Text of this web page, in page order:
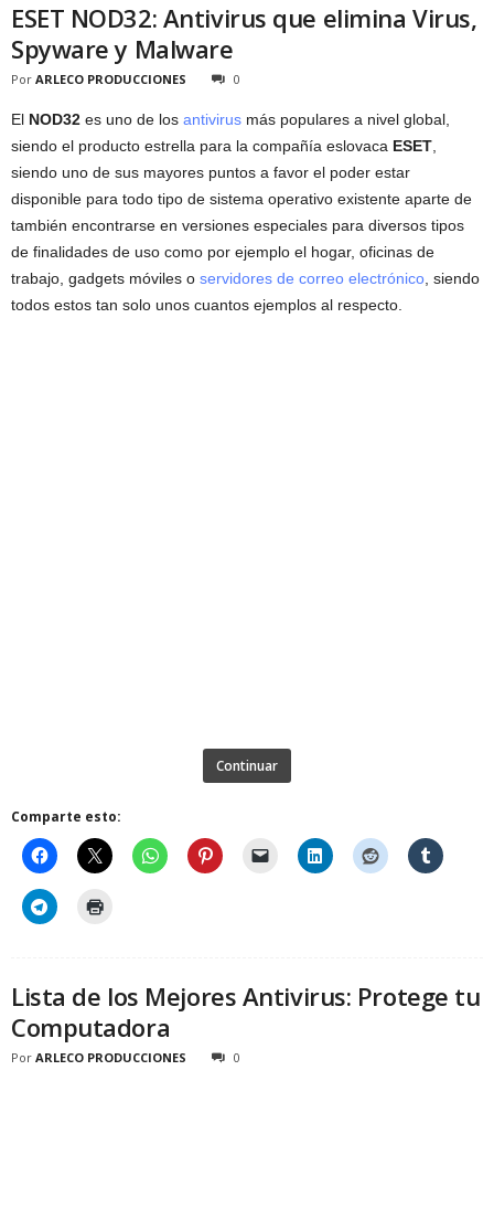
ESET NOD32: Antivirus que elimina Virus,
Spyware y Malware
Por ARLECO PRODUCCIONES 0
El NOD32 es uno de los antivirus más populares a nivel global,
siendo el producto estrella para la compañía eslovaca ESET
siendo uno de sus mayores puntos a favor el poder estar
disponible para todo tipo de sistema operativo existente aparte de
también encontrarse en versiones especiales para diversos tipos
de finalidades de uso como por ejemplo el hogar, oficinas de
trabajo, gadgets móviles o servidores de correo electrónico , siendo
todos estos tan solo unos cuantos ejemplos al respecto.
Continuar
Comparte esto:
Lista de los Mejores Antivirus: Protege tu
Computadora
Por ARLECO PRODUCCIONES 0